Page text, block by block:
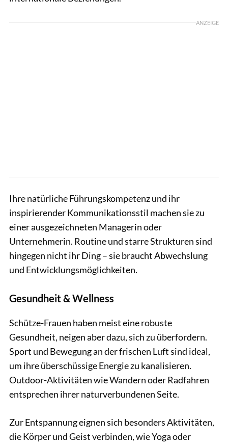
ANZEIGE
Ihre natürliche Führungskompetenz und ihr
inspirierender Kommunikationsstil machen sie zu
einer ausgezeichneten Managerin oder
Unternehmerin. Routine und starre Strukturen sind
hingegen nicht ihr Ding – sie braucht Abwechslung
und Entwicklungsmöglichkeiten.
Gesundheit & Wellness
Schütze-Frauen haben meist eine robuste
Gesundheit, neigen aber dazu, sich zu überfordern.
Sport und Bewegung an der frischen Luft sind ideal,
um ihre überschüssige Energie zu kanalisieren.
Outdoor-Aktivitäten wie Wandern oder Radfahren
entsprechen ihrer naturverbundenen Seite.
Zur Entspannung eignen sich besonders Aktivitäten,
die Körper und Geist verbinden, wie Yoga oder